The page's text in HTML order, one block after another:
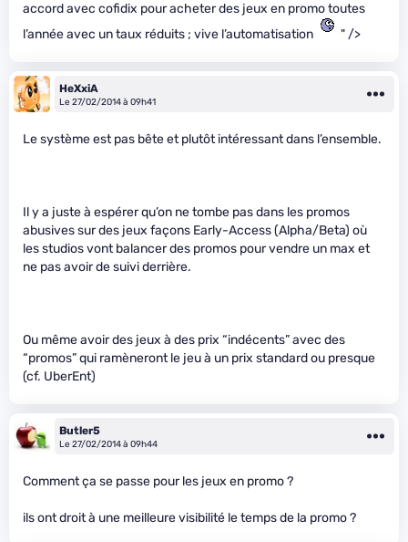
accord avec cofidix pour acheter des jeux en promo toutes
l’année avec un taux réduits ; vive l’automatisation
" />
HeXxiA
Le 27/02/2014 à 09h41
Le système est pas bête et plutôt intéressant dans l’ensemble.
Il y a juste à espérer qu’on ne tombe pas dans les promos
abusives sur des jeux façons Early-Access (Alpha/Beta) où
les studios vont balancer des promos pour vendre un max et
ne pas avoir de suivi derrière.
Ou même avoir des jeux à des prix “indécents” avec des
“promos” qui ramèneront le jeu à un prix standard ou presque
(cf. UberEnt)
Butler5
Le 27/02/2014 à 09h44
Comment ça se passe pour les jeux en promo ?
ils ont droit à une meilleure visibilité le temps de la promo ?